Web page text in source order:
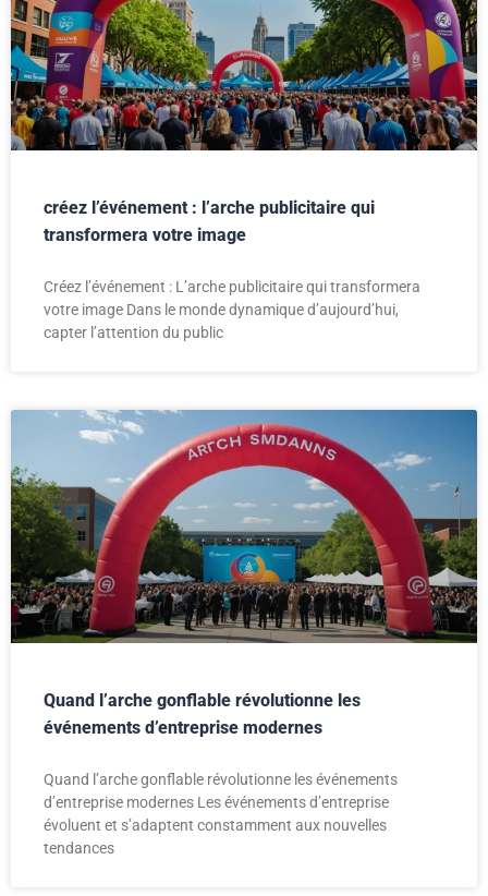
créez l’événement : l’arche publicitaire qui
transformera votre image
Créez l’événement : L’arche publicitaire qui transformera
votre image Dans le monde dynamique d’aujourd’hui,
capter l’attention du public
Quand l’arche gonflable révolutionne les
événements d’entreprise modernes
Quand l’arche gonflable révolutionne les événements
d’entreprise modernes Les événements d’entreprise
évoluent et s’adaptent constamment aux nouvelles
tendances